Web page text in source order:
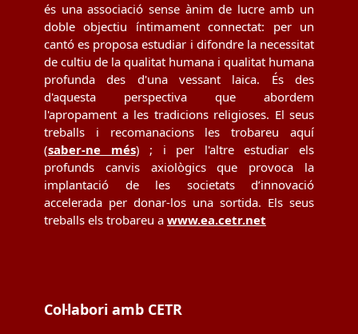
és una associació sense ànim de lucre amb un
doble objectiu íntimament connectat: per un
cantó es proposa estudiar i difondre la necessitat
de cultiu de la qualitat humana i qualitat humana
profunda des d'una vessant laica. És des
d'aquesta perspectiva que abordem
l'apropament a les tradicions religioses. El seus
treballs i recomanacions les trobareu aquí
(saber-ne més) ; i per l'altre estudiar els
profunds canvis axiològics que provoca la
implantació de les societats d’innovació
accelerada per donar-los una sortida. Els seus
treballs els trobareu a www.ea.cetr.net
Col·labori amb CETR